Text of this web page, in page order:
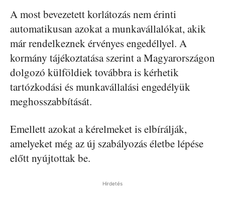
A most bevezetett korlátozás nem érinti
automatikusan azokat a munkavállalókat, akik
már rendelkeznek érvényes engedéllyel. A
kormány tájékoztatása szerint a Magyarországon
dolgozó külföldiek továbbra is kérhetik
tartózkodási és munkavállalási engedélyük
meghosszabbítását.
Emellett azokat a kérelmeket is elbírálják,
amelyeket még az új szabályozás életbe lépése
előtt nyújtottak be.
Hirdetés